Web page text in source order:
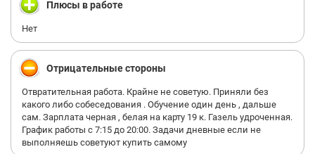
Плюсы в работе
Нет
Отрицательные стороны
Отвратительная работа. Крайне не советую. Приняли без
какого либо собеседования . Обучение один день , дальше
сам. Зарплата черная , белая на карту 19 к. Газель удроченная.
График работы с 7:15 до 20:00. Задачи дневные если не
выполняешь советуют купить самому